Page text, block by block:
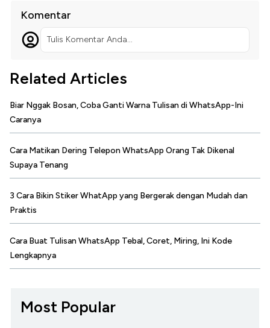
Komentar
Tulis Komentar Anda...
Related Articles
Biar Nggak Bosan, Coba Ganti Warna Tulisan di WhatsApp-Ini
Caranya
Cara Matikan Dering Telepon WhatsApp Orang Tak Dikenal
Supaya Tenang
3 Cara Bikin Stiker WhatApp yang Bergerak dengan Mudah dan
Praktis
Cara Buat Tulisan WhatsApp Tebal, Coret, Miring, Ini Kode
Lengkapnya
Most Popular